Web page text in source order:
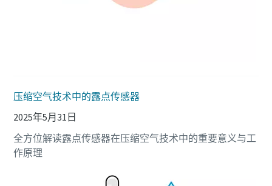
了解如何创建效率更高的气力输送流程。
压缩空气技术中的露点传感器
2025年5月31日
全方位解读露点传感器在压缩空气技术中的重要意义与工
作原理